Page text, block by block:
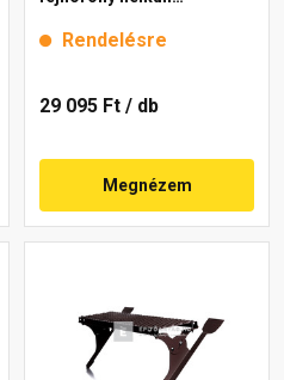
cmRendelésre
29 095 Ft / db
Megnézem